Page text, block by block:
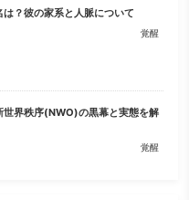
は？彼の家系と人脈について
覚醒
世界秩序(NWO)の黒幕と実態を解
覚醒